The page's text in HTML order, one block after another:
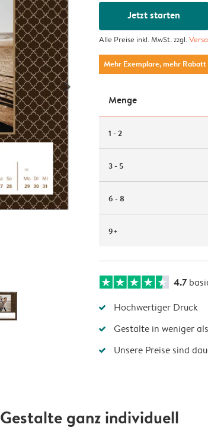
Jetzt starten
Alle Preise inkl. MwSt. zzgl.
Mehr Exemplare, mehr Rabatt
Menge
1 - 2
3 - 5
6 - 8
9+
4.7
Hochwertiger Druck
Gestalte in weniger
Unsere Preise sind
Gestalte ganz individuell